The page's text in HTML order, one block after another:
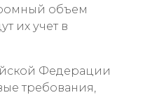
объем
их учет в
Федерации
требования,